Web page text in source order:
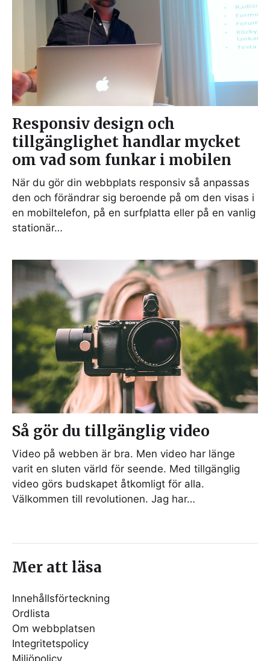
Responsiv design och
tillgänglighet handlar mycket
om vad som funkar i mobilen
När du gör din webbplats responsiv så anpassas
den och förändrar sig beroende på om den visas i
en mobiltelefon, på en surfplatta eller på en vanlig
stationär…
Så gör du tillgänglig video
Video på webben är bra. Men video har länge
varit en sluten värld för seende. Med tillgänglig
video görs budskapet åtkomligt för alla.
Välkommen till revolutionen. Jag har…
Mer att läsa
Innehållsförteckning
Ordlista
Om webbplatsen
Integritetspolicy
Miljöpolicy